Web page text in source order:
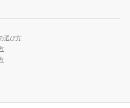
選び方